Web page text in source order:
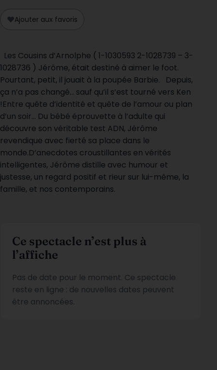
♥Ajouter aux favoris
Les Cousins d’Arnolphe ( 1-1030593 2-1028739 – 3-
1028736 ) Jérôme, était destiné à aimer le foot.
Pourtant, petit, il jouait à la poupée Barbie. Depuis,
ça n’a pas changé… sauf qu’il s’est tourné vers Ken
!Entre quête d’identité et quête de l’amour ou plan
d’un soir… Du bébé éprouvette à l’adulte qui
découvre son véritable test ADN, Jérôme
revendique avec fierté sa place dans le
monde.D’anecdotes croustillantes en vérités
intelligentes, Jérôme distille avec humour et
justesse, un regard positif et rieur sur lui-même, la
famille, et nos contemporains.
Ce spectacle n’est plus à
l’affiche
Pas de date pour le moment. Ce spectacle
reste en ligne : de nouvelles dates peuvent
être annoncées.